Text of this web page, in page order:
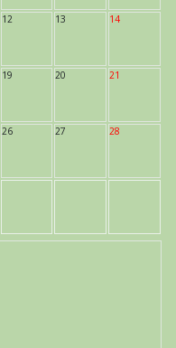
12 13 14
19 20 21
26 27 28